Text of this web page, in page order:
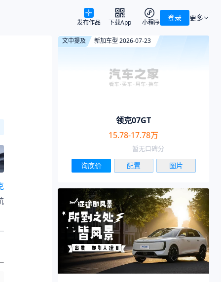
更多
登录
发布作品 下载App 小程序
文中提及 新加车型 2026-07-23
领克07GT
15.78-17.78万
暂无口碑分
询底价 配置 图片